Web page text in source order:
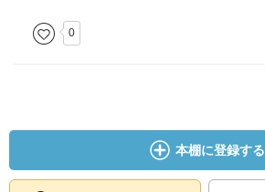
0
本棚に登録する